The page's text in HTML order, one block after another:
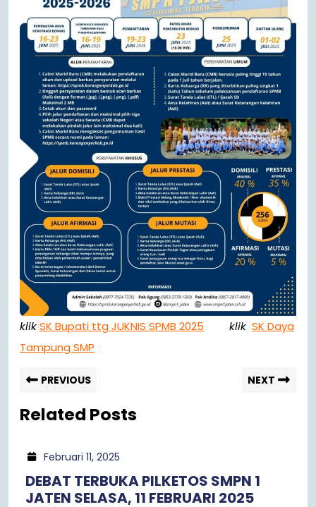
klikSK Bupati ttg JUKNIS SPMB 2025 klik SK Daya
Tampung SMP
PREVIOUS NEXT
Related Posts
Februari 11, 2025
DEBAT TERBUKA PILKETOS SMPN 1
JATEN SELASA, 11 FEBRUARI 2025